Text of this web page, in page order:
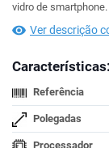
vidro de
Ver descrição
Características:
Referência
Polegadas
Processador